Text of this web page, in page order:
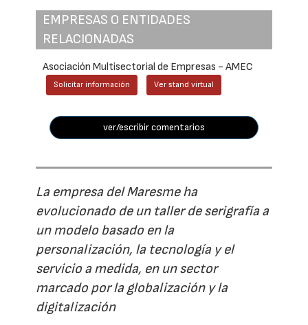
EMPRESAS O ENTIDADES
RELACIONADAS
Asociación Multisectorial de Empresas - AMEC
Solicitar información Ver stand virtual
ver/escribir comentarios
La empresa del Maresme ha
evolucionado de un taller de serigrafía a
un modelo basado en la
personalización, la tecnología y el
servicio a medida, en un sector
marcado por la globalización y la
digitalización